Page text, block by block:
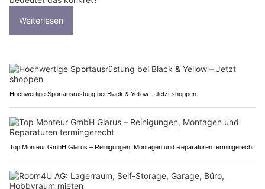
Weiterlesen
Hochwertige Sportausrüstung bei Black & Yellow – Jetzt shoppen
Top Monteur GmbH Glarus – Reinigungen, Montagen und Reparaturen termingerecht